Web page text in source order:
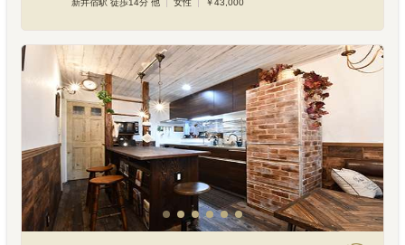
新井宿駅 徒歩14分 他
女性 ￥43,000